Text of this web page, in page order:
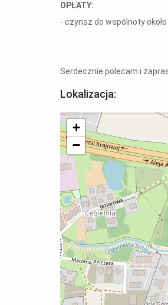
OPŁATY:
- czynsz do wspólnoty
Serdecznie polecam i
Lokalizacja:
+
−